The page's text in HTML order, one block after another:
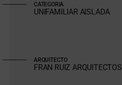
CATEGORIA
UNIFAMILIAR AISLADA
ARQUITECTO
FRAN RUIZ ARQUITECTOS